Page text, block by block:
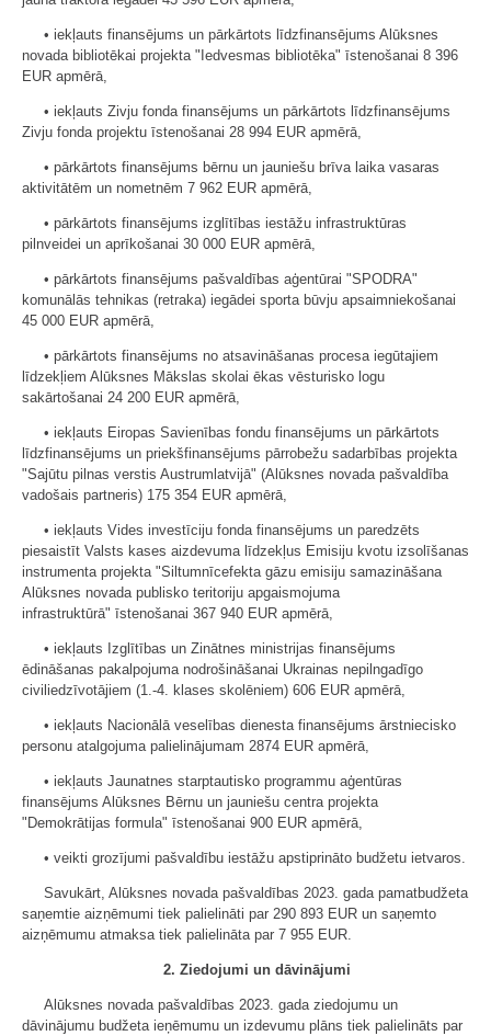
• iekļauts finansējums un pārkārtots līdzfinansējums Alūksnes
novada bibliotēkai projekta "Iedvesmas bibliotēka" īstenošanai 8 396
EUR apmērā,
• iekļauts Zivju fonda finansējums un pārkārtots līdzfinansējums
Zivju fonda projektu īstenošanai 28 994 EUR apmērā,
• pārkārtots finansējums bērnu un jauniešu brīva laika vasaras
aktivitātēm un nometnēm 7 962 EUR apmērā,
• pārkārtots finansējums izglītības iestāžu infrastruktūras
pilnveidei un aprīkošanai 30 000 EUR apmērā,
• pārkārtots finansējums pašvaldības aģentūrai "SPODRA"
komunālās tehnikas (retraka) iegādei sporta būvju apsaimniekošanai
45 000 EUR apmērā,
• pārkārtots finansējums no atsavināšanas procesa iegūtajiem
līdzekļiem Alūksnes Mākslas skolai ēkas vēsturisko logu
sakārtošanai 24 200 EUR apmērā,
• iekļauts Eiropas Savienības fondu finansējums un pārkārtots
līdzfinansējums un priekšfinansējums pārrobežu sadarbības projekta
"Sajūtu pilnas verstis Austrumlatvijā" (Alūksnes novada pašvaldība
vadošais partneris) 175 354 EUR apmērā,
• iekļauts Vides investīciju fonda finansējums un paredzēts
piesaistīt Valsts kases aizdevuma līdzekļus Emisiju kvotu izsolīšanas
instrumenta projekta "Siltumnīcefekta gāzu emisiju samazināšana
Alūksnes novada publisko teritoriju apgaismojuma
infrastruktūrā" īstenošanai 367 940 EUR apmērā,
• iekļauts Izglītības un Zinātnes ministrijas finansējums
ēdināšanas pakalpojuma nodrošināšanai Ukrainas nepilngadīgo
civiliedzīvotājiem (1.-4. klases skolēniem) 606 EUR apmērā,
• iekļauts Nacionālā veselības dienesta finansējums ārstniecisko
personu atalgojuma palielinājumam 2874 EUR apmērā,
• iekļauts Jaunatnes starptautisko programmu aģentūras
finansējums Alūksnes Bērnu un jauniešu centra projekta
"Demokrātijas formula" īstenošanai 900 EUR apmērā,
• veikti grozījumi pašvaldību iestāžu apstiprināto budžetu ietvaros.
Savukārt, Alūksnes novada pašvaldības 2023. gada pamatbudžeta
saņemtie aizņēmumi tiek palielināti par 290 893 EUR un saņemto
aizņēmumu atmaksa tiek palielināta par 7 955 EUR.
2. Ziedojumi un dāvinājumi
Alūksnes novada pašvaldības 2023. gada ziedojumu un
dāvinājumu budžeta ieņēmumu un izdevumu plāns tiek palielināts par